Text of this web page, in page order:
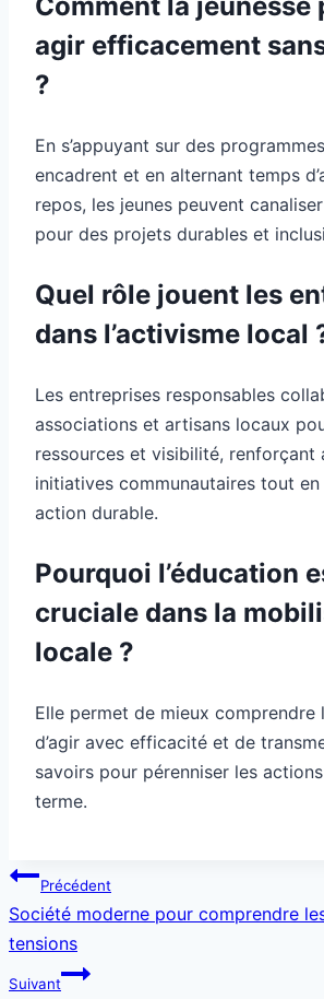
agir efficacement
?
En s’appuyant sur des
encadrent et en alternant temps
repos, les jeunes peuvent
pour des projets durables et
Quel rôle jouent les
dans l’activisme local
Les entreprises responsables
associations et artisans locaux
ressources et visibilité, renforçant
initiatives communautaires tout
action durable.
Pourquoi l’éducation
cruciale dans la
locale ?
Elle permet de mieux comprendre
d’agir avec efficacité et de
savoirs pour pérenniser les
terme.
Navigation
de
l’article
Précédent
Société moderne pour comprendre
tensions
Suivant